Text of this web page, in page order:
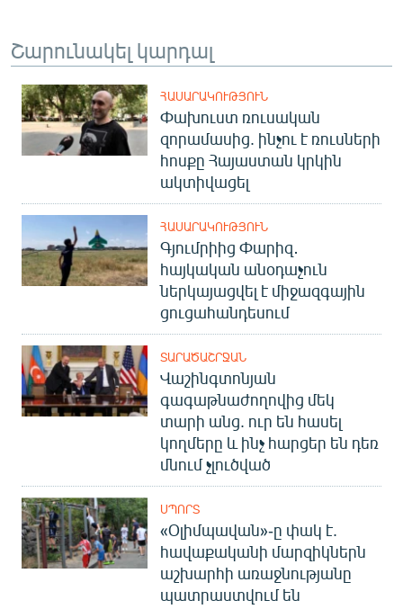
Շարունակել կարդալ
ՀԱՍԱՐԱԿՈՒԹՅՈՒՆ
Փախուստ ռուսական
զորամասից. ինչու է ռուսների
հոսքը Հայաստան կրկին
ակտիվացել
ՀԱՍԱՐԱԿՈՒԹՅՈՒՆ
Գյումրիից Փարիզ․
հայկական անօդաչուն
ներկայացվել է միջազգային
ցուցահանդեսում
ՏԱՐԱԾԱՇՐՋԱՆ
Վաշինգտոնյան
գագաթնաժողովից մեկ
տարի անց. ուր են հասել
կողմերը և ինչ հարցեր են դեռ
մնում չլուծված
ՍՊՈՐՏ
«Օլիմպավան»-ը փակ է.
հավաքականի մարզիկներն
աշխարհի առաջնությանը
պատրաստվում են